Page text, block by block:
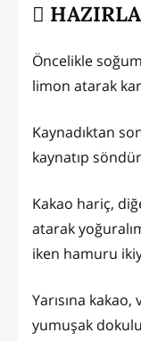
Öncelikle
limon atarak
Kaynadıktan
kaynatıp
Kakao hariç,
atarak
iken hamuru
Yarısına
yumuşak